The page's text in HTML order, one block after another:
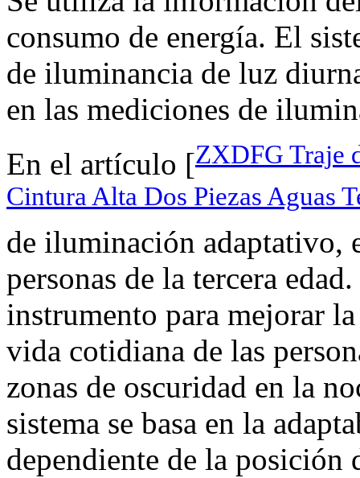
consumo de energía. El
de iluminancia de luz
en las mediciones de
En el artículo [ZXDFG Traje
Cintura Alta Dos Piezas Aguas
de iluminación adaptativo,
personas de la tercera
instrumento para mejorar
vida cotidiana de las
zonas de oscuridad en la
sistema se basa en la
dependiente de la posición